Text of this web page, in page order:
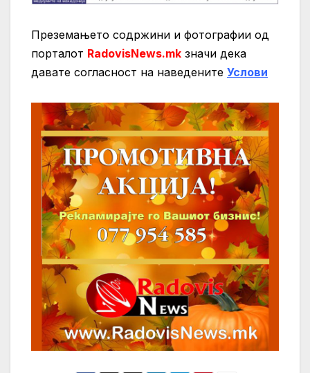
Преземањето содржини и фотографии од
порталот RadovisNews.mk значи дека
давате согласност на нaведените Услови